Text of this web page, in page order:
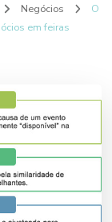
Negócios
O
em feiras